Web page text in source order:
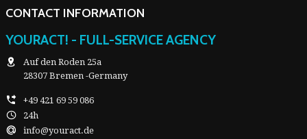
CONTACT INFORMATION
YOURACT! - FULL-SERVICE AGENCY
Auf den Roden 25a
28307 Bremen -Germany
+49 421 69 59 086
24h
info@youract.de